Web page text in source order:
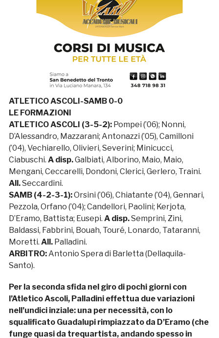
ATLETICO ASCOLI-SAMB 0-0
LE FORMAZIONI
ATLETICO ASCOLI (3-5-2):Pompei (’06); Nonni,
D’Alessandro, Mazzarani; Antonazzi (’05), Camilloni
(’04), Vechiarello, Olivieri, Severini; Minicucci,
Ciabuschi. A disp.Galbiati, Alborino, Maio, Maio,
Mengani, Ceccarelli, Dondoni, Clerici, Gerlero, Traini.
All.Seccardini.
SAMB (4-2-3-1):Orsini (’06), Chiatante (’04), Gennari,
Pezzola, Orfano (’04); Candellori, Paolini; Kerjota,
D’Eramo, Battista; Eusepi. A disp.Semprini, Zini,
Baldassi, Fabbrini, Bouah, Touré, Lonardo, Tataranni,
Moretti. All.Palladini.
ARBITRO:Antonio Spera di Barletta (Dellaquila-
Santo).
Per la seconda sfida nel giro di pochi giorni con
l’Atletico Ascoli, Palladini effettua due variazioni
nell’undici inziale: una per necessità, con lo
squalificato Guadalupi rimpiazzato da D’Eramo (che
funge quasi da trequartista, andando spesso in